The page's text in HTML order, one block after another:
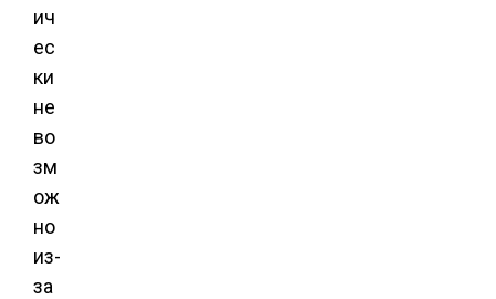
ич
ес
ки
не
во
зм
ож
но
из-
за